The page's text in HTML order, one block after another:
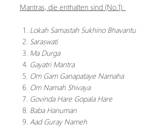
Mantras, die enthalten sind (No.1):
Lokah Samastah Sukhino Bhavantu
Saraswati
Ma Durga
Gayatri Mantra
Om Gam Ganapataye Namaha
Om Namah Shivaya
Govinda Hare Gopala Hare
Baba Hanuman
Aad Guray Nameh